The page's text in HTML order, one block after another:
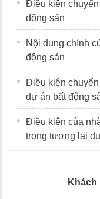
Điều kiện
động sản
Nội dung chính
động sản
Điều kiện
dự án bất động
Điều kiện của
trong tương lai